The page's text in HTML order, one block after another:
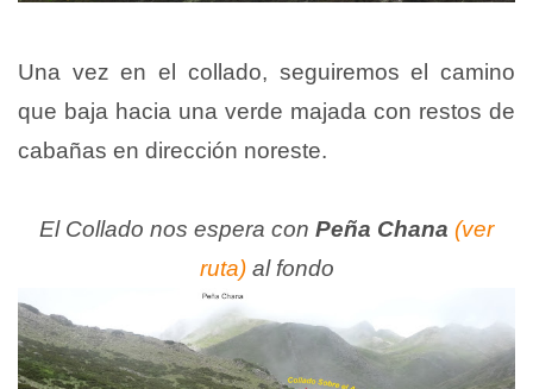
Una vez en el collado, seguiremos el camino
que baja hacia una verde majada con restos de
cabañas en dirección noreste.
El Collado nos espera con Peña Chana (ver
ruta)al fondo